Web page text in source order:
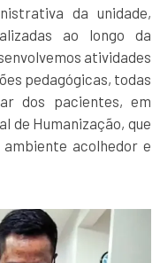
da unidade,
ao longo da
atividades
pedagógicas, todas
dos pacientes, em
de Humanização, que
acolhedor e